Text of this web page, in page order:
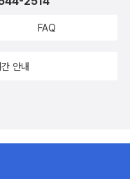
이게 할 자연스러운 대화
귀해야 한다고 말하는 책
던 나혜석이 정물과 풍경
크: 누구는 손을 더럽히
심을 지키며 산다.코인묵
내내 여자의 문장만 읽기
FAQ
안내